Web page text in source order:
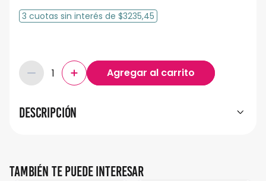
3 cuotas sin interés de $3235,45
Descripción
También te puede interesar